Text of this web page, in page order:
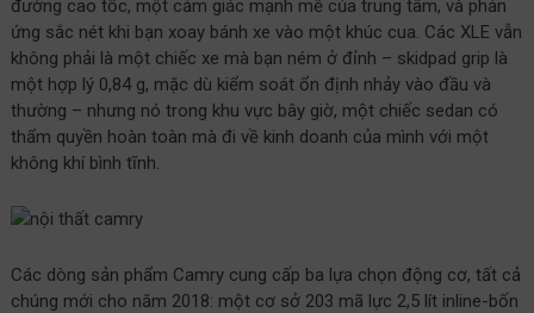
đường cao tốc, một cảm giác mạnh mẽ của trung tâm, và phản
ứng sắc nét khi bạn xoay bánh xe vào một khúc cua. Các XLE vẫn
không phải là một chiếc xe mà bạn ném ở đỉnh – skidpad grip là
một hợp lý 0,84 g, mặc dù kiểm soát ổn định nhảy vào đầu và
thường – nhưng nó trong khu vực bây giờ, một chiếc sedan có
thẩm quyền hoàn toàn mà đi về kinh doanh của mình với một
không khí bình tĩnh.
Các dòng sản phẩm Camry cung cấp ba lựa chọn động cơ, tất cả
chúng mới cho năm 2018: một cơ sở 203 mã lực 2,5 lít inline-bốn